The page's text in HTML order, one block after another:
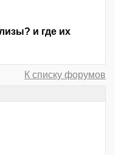
и где их
К списку форумов